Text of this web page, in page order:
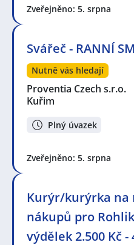
Zveřejněno: 5. srpna
Svářeč - RANNÍ
Nutně vás hledají
Proventia Czech s.r.o.
Kuřim
Plný úvazek
Zveřejněno: 5. srpna
Kurýr/kurýrka na
nákupů pro
výdělek 2.500 Kč -